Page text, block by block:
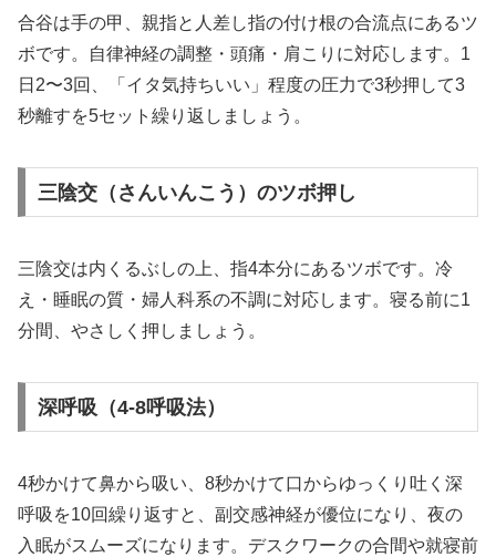
合谷は手の甲、親指と人差し指の付け根の合流点にあるツ
ボです。自律神経の調整・頭痛・肩こりに対応します。1
日2〜3回、「イタ気持ちいい」程度の圧力で3秒押して3
秒離すを5セット繰り返しましょう。
三陰交（さんいんこう）のツボ押し
三陰交は内くるぶしの上、指4本分にあるツボです。冷
え・睡眠の質・婦人科系の不調に対応します。寝る前に1
分間、やさしく押しましょう。
深呼吸（4-8呼吸法）
4秒かけて鼻から吸い、8秒かけて口からゆっくり吐く深
呼吸を10回繰り返すと、副交感神経が優位になり、夜の
入眠がスムーズになります。デスクワークの合間や就寝前